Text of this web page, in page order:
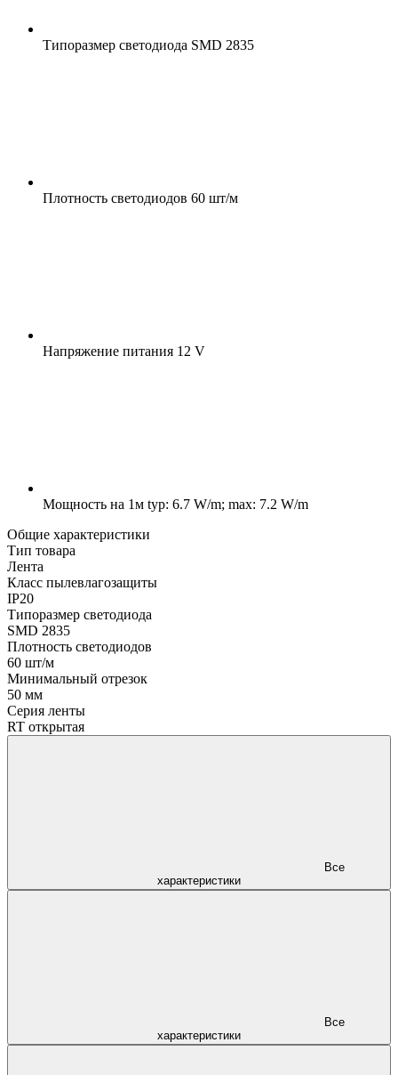
Типоразмер светодиода SMD 2835
Плотность светодиодов 60 шт/м
Напряжение питания 12 V
Мощность на 1м typ: 6.7 W/m; max: 7.2 W/m
Общие характеристики
Тип товара
Лента
Класс пылевлагозащиты
IP20
Типоразмер светодиода
SMD 2835
Плотность светодиодов
60 шт/м
Минимальный отрезок
50 мм
Серия ленты
RT открытая
характеристики
характеристики